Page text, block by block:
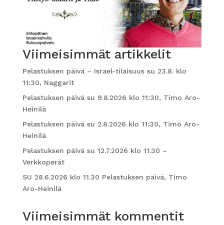
Viimeisimmät artikkelit
Pelastuksen päivä – Israel-tilaisuus su 23.8. klo
11:30, Naggarit
Pelastuksen päivä su 9.8.2026 klo 11:30, Timo Aro-
Heinilä
Pelastuksen päivä su 2.8.2026 klo 11:30, Timo Aro-
Heinilä
Pelastuksen päivä su 12.7.2026 klo 11.30 –
Verkkoperät
SU 28.6.2026 klo 11.30 Pelastuksen päivä, Timo
Aro-Heinilä
Viimeisimmät kommentit